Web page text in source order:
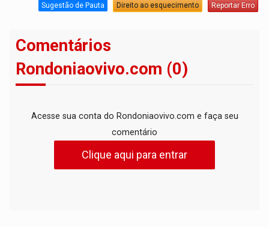
Sugestão de Pauta Direito ao esquecimento Reportar Erro
Comentários
Rondoniaovivo.com (0)
Acesse sua conta do Rondoniaovivo.com e faça seu
comentário
Clique aqui para entrar